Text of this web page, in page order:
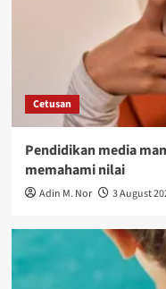
Cetusan
Pendidikan media
memahami nilai
Adin M. Nor 3 August